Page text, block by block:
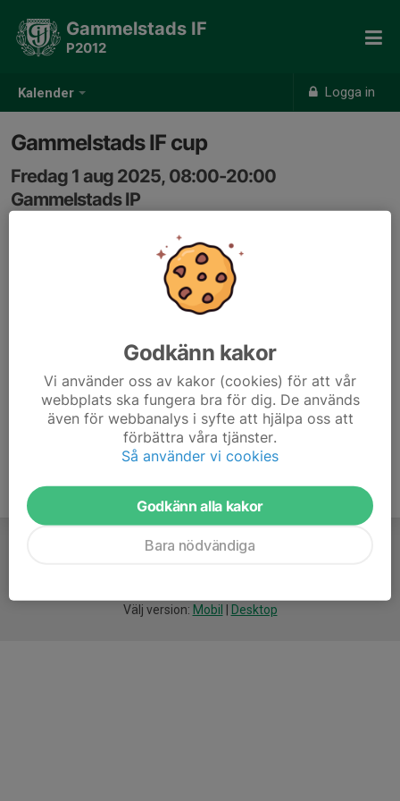
Kalender Logga in
Gammelstads IF
P2012
Gammelstads IF cup
Fredag 1 aug 2025, 08:00-20:00
Gammelstads IP
Laget spelar och föräldrar kommer att få arbetspass
Välj version: Mobil Desktop
Godkänn kakor
Vi använder oss av kakor (cookies) för att vår
webbplats ska fungera bra för dig. De används
även för webbanalys i syfte att hjälpa oss att
förbättra våra tjänster.
Så använder vi cookies
Godkänn alla kakor
Bara nödvändiga